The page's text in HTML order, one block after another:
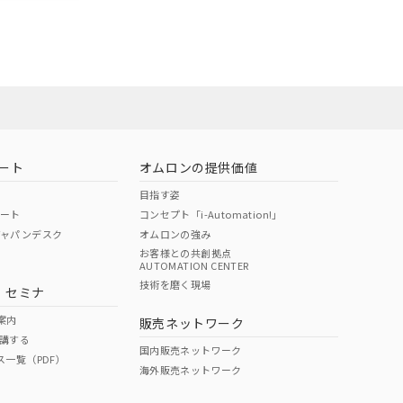
O O
ページへ
ください
ト
ト
パンデスク
セミナ
内
する
覧（PDF）
オムロンの提供価値
目指す姿
コンセプト「i-Automation!」
オムロンの強み
お客様との共創拠点
AUTOMATION CENTER
技術を磨く現場
販売ネットワーク
国内販売ネットワーク
海外販売ネットワーク